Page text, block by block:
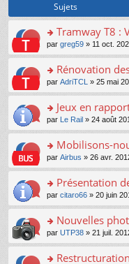
Sujets
o
n
s
ult
er
le
m
e
s
a
g
e
n
n
le
pl
u
s
Tramway T8 :
par greg59 » 11 oct.
o
n
s
ult
er
le
m
e
s
a
g
e
n
n
le
Rénovation
par AdriTCL » 25 mai
o
n
s
ult
er
le
m
e
s
a
g
e
n
Jeux en
par Le Rail » 24 août
o
n
s
ult
er
le
m
e
s
a
Mobilisons-
par Airbus » 26 avr.
o
n
s
ult
er
le
m
Présentation
par citaro66 » 20 juin
o
n
s
Nouvelles
par UTP38 » 21 juil.